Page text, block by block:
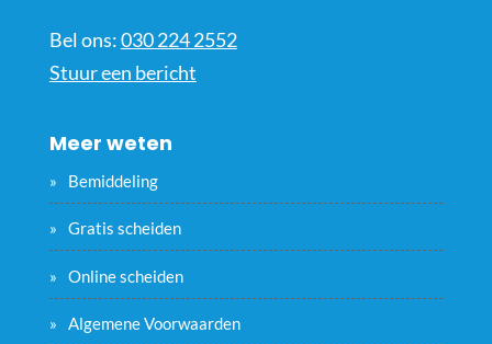
Bel ons:030 224 2552
Stuur een bericht
Meer weten
Bemiddeling
Gratis scheiden
Online scheiden
Algemene Voorwaarden